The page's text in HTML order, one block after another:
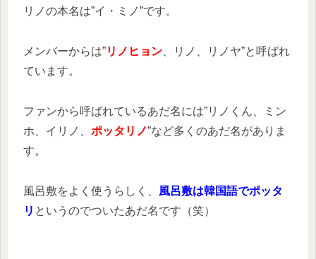
リノの本名は”イ・ミノ”です。
メンバーからは”リノヒョン 、リノ、リノヤ”と呼ばれ
ています。
ファンから呼ばれているあだ名には”リノくん、ミン
ホ、イリノ、 ポッタリノ”など多くのあだ名がありま
す。
風呂敷をよく使うらしく、 風呂敷は韓国語でポッタ
リ というのでついたあだ名です（笑）